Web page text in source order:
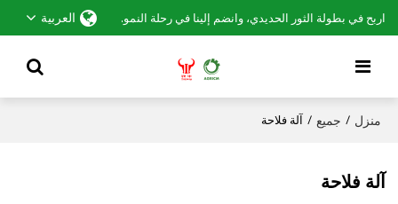
اربح في بطولة الثور الحديدي، وانضم إلينا في رحلة النمو. العربية
منزل / جميع / آلة فلاحة
آلة فلاحة